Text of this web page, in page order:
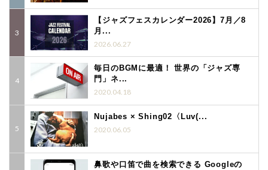
【ジャズフェスカレンダー2026】7月／8
月...
2026.06.27
毎日のBGMに最適！ 世界の「ジャズ専
門」ネ...
2020.04.18
Nujabes × Shing02〈Luv(...
2020.06.05
鼻歌や口笛で曲を検索できる Googleの